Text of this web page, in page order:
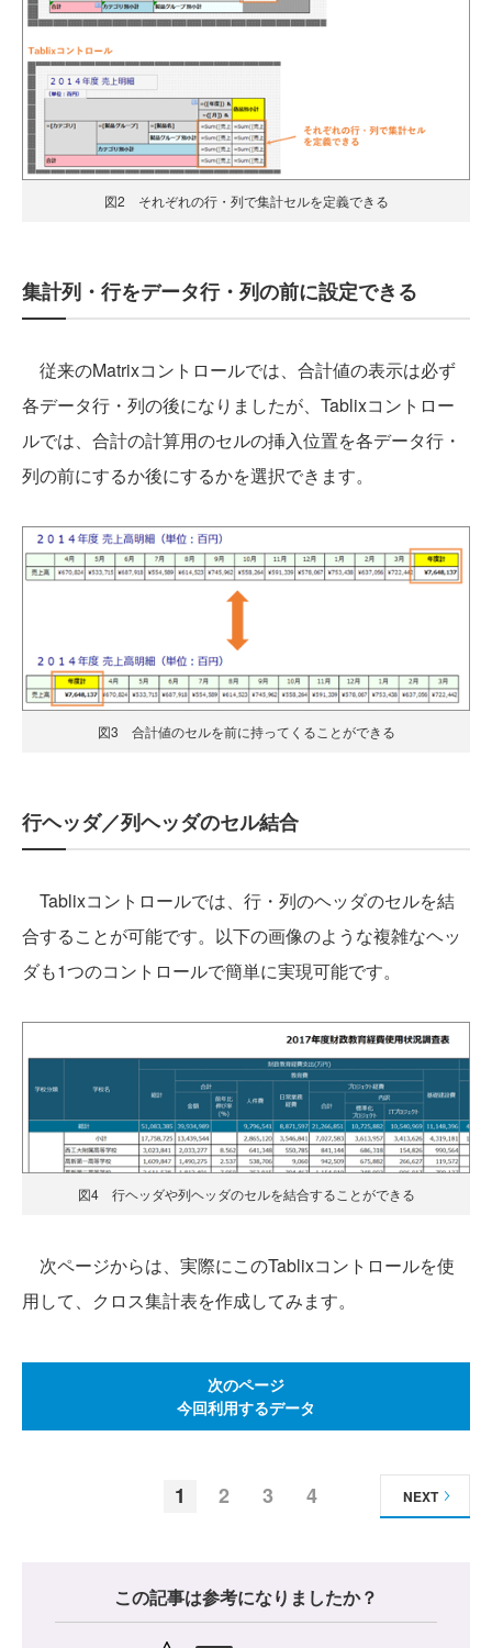
図2 それぞれの行・列で集計セルを定義できる
集計列・行をデータ行・列の前に設定できる
従来のMatrixコントロールでは、合計値の表示は必ず
各データ行・列の後になりましたが、Tablixコントロー
ルでは、合計の計算用のセルの挿入位置を各データ行・
列の前にするか後にするかを選択できます。
図3 合計値のセルを前に持ってくることができる
行ヘッダ／列ヘッダのセル結合
Tablixコントロールでは、行・列のヘッダのセルを結
合することが可能です。以下の画像のような複雑なヘッ
ダも1つのコントロールで簡単に実現可能です。
図4 行ヘッダや列ヘッダのセルを結合することができる
次ページからは、実際にこのTablixコントロールを使
用して、クロス集計表を作成してみます。
次のページ
今回利用するデータ
1 2 3 4 NEXT
この記事は参考になりましたか？